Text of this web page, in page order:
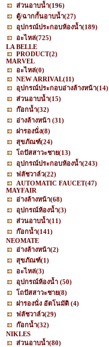
ส่วนอาบน้ำ(196)
ตู้/ฉากกั้นอาบน้ำ(27)
อุปกรณ์ประกอบห้องน้ำ(189)
อะไหล่(725)
LA BELLE
PRODUCT(2)
MARVEL
อะไหล่(0)
NEW ARRIVAL(11)
อุปกรณ์ประกอบอ่างล้างหน้า(14)
ส่วนอาบน้ำ(15)
ก๊อกน้ำ(32)
อ่างล้างหน้า (31)
ฝารองนั่ง(8)
สุขภัณฑ์(24)
โถปัสสาวะชาย(13)
อุปกรณ์ประกอบห้องน้ำ(243)
ฟลัชวาล์ว(22)
AUTOMATIC FAUCET(47)
MAYFAIR
อ่างล้างหน้า(68)
อุปกรณ์ห้องน้ำ(3)
ส่วนอาบน้ำ(11)
ก๊อกน้ำ(141)
NEOMATE
อ่างล้างหน้า(2)
สุขภัณฑ์(1)
อะไหล่(3)
อุปกรณ์ห้องน้ำ (50)
โถปัสสาวะชาย(8)
ฝารองนั่ง อัตโนมัติ (4)
ฟลัชวาล์ว(29)
ก๊อกน้ำ(32)
NIKLES
ส่วนอาบน้ำ(80)